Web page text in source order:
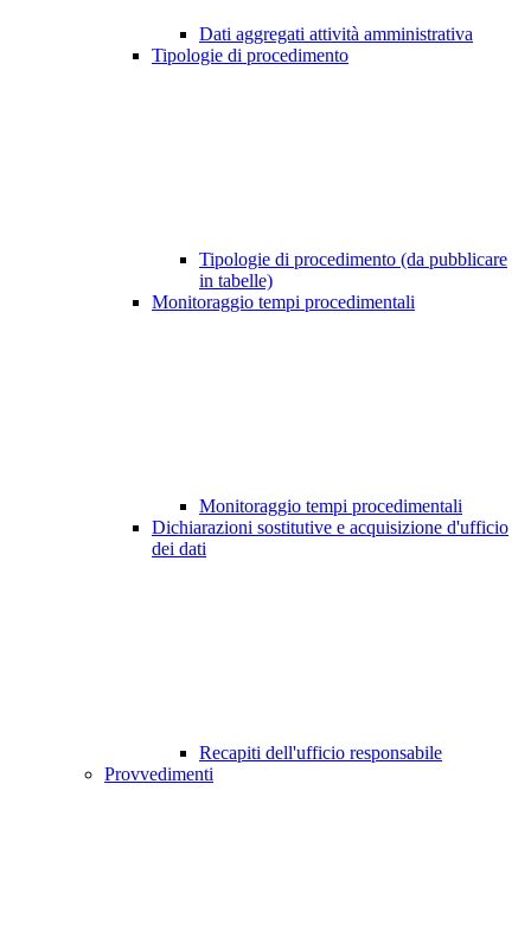
Dati aggregati attività amministrativa
Tipologie di procedimento
Tipologie di procedimento (da pubblicare
in tabelle)
Monitoraggio tempi procedimentali
Monitoraggio tempi procedimentali
Dichiarazioni sostitutive e acquisizione d'ufficio
dei dati
Recapiti dell'ufficio responsabile
Provvedimenti